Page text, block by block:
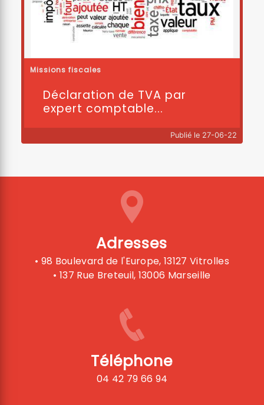
Missions fiscales
Déclaration de TVA par
expert comptable...
Publié le 27-06-22
Adresses
• 98 Boulevard de l'Europe, 13127 Vitrolles
• 137 Rue Breteuil, 13006 Marseille
Téléphone
04 42 79 66 94